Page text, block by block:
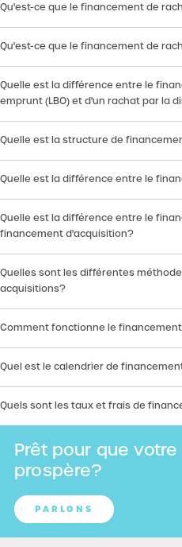
Qu'est-ce que le financement de
Qu'est-ce que le financement de
Quelle est la différence entre le
emprunt (LBO) et d'un rachat par la
Quelle est la structure de
Quelle est la différence entre le
Quelle est la différence entre le
financement d'acquisition?
Quelles sont les différentes
acquisitions?
Comment fonctionne le
Quel est le calendrier de
Quels sont les taux et frais de
Prêt pour que
prospère?
PARLONS